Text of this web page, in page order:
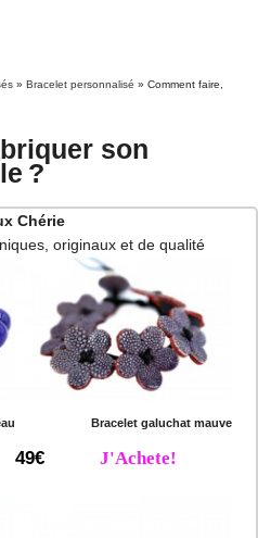
» Bracelet personnalisé » Comment faire,
son
?
Chérie
originaux et de qualité
Bracelet galuchat mauve
49€ J'Achete!